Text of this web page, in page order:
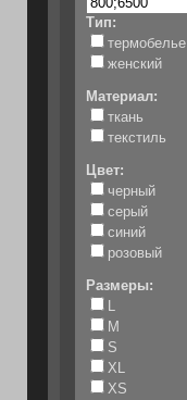
Тип:
термобелье
женский
Материал:
ткань
текстиль
Цвет:
черный
серый
синий
розовый
Размеры:
L
M
S
XL
XS